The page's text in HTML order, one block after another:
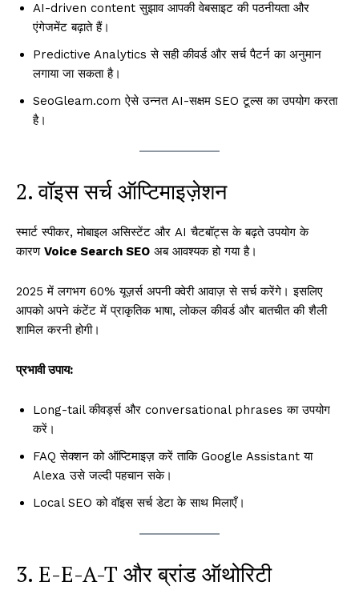
AI-driven content सुझाव आपकी वेबसाइट की पठनीयता और
एंगेजमेंट बढ़ाते हैं।
Predictive Analytics से सही कीवर्ड और सर्च पैटर्न का अनुमान
लगाया जा सकता है।
SeoGleam.com ऐसे उन्नत AI-सक्षम SEO टूल्स का उपयोग करता
है।
2. वॉइस सर्च ऑप्टिमाइज़ेशन
स्मार्ट स्पीकर, मोबाइल असिस्टेंट और AI चैटबॉट्स के बढ़ते उपयोग के
कारण Voice Search SEO अब आवश्यक हो गया है।
2025 में लगभग 60% यूज़र्स अपनी क्वेरी आवाज़ से सर्च करेंगे। इसलिए
आपको अपने कंटेंट में प्राकृतिक भाषा, लोकल कीवर्ड और बातचीत की शैली
शामिल करनी होगी।
प्रभावी उपाय:
Long-tail कीवर्ड्स और conversational phrases का उपयोग
करें।
FAQ सेक्शन को ऑप्टिमाइज़ करें ताकि Google Assistant या
Alexa उसे जल्दी पहचान सके।
Local SEO को वॉइस सर्च डेटा के साथ मिलाएँ।
3. E-E-A-T और ब्रांड ऑथोरिटी